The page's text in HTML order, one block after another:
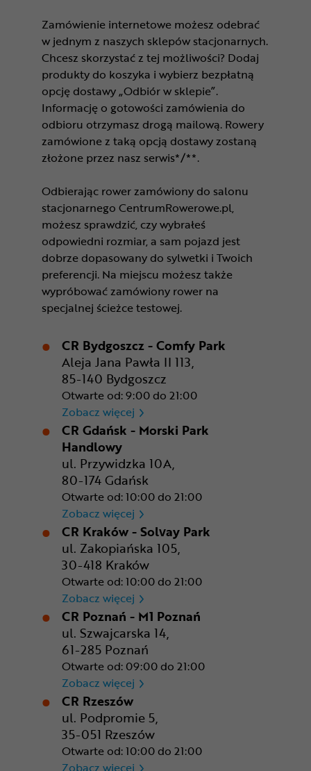
Zamówienie internetowe możesz odebrać
w jednym z naszych sklepów stacjonarnych.
Chcesz skorzystać z tej możliwości? Dodaj
produkty do koszyka i wybierz bezpłatną
opcję dostawy „Odbiór w sklepie”.
Informację o gotowości zamówienia do
odbioru otrzymasz drogą mailową. Rowery
zamówione z taką opcją dostawy zostaną
złożone przez nasz serwis*/**.
Odbierając rower zamówiony do salonu
stacjonarnego CentrumRowerowe.pl,
możesz sprawdzić, czy wybrałeś
odpowiedni rozmiar, a sam pojazd jest
dobrze dopasowany do sylwetki i Twoich
preferencji. Na miejscu możesz także
wypróbować zamówiony rower na
specjalnej ścieżce testowej.
CR Bydgoszcz - Comfy Park
Aleja Jana Pawła II 113,
85-140 Bydgoszcz
Otwarte od: 9:00 do 21:00
Zobacz więcej CR Bydgoszcz - Comfy Park
CR Gdańsk - Morski Park
Handlowy
ul. Przywidzka 10A,
80-174 Gdańsk
Otwarte od: 10:00 do 21:00
Zobacz więcej CR Gdańsk - Morski Park
CR Kraków - Solvay Park
ul. Zakopiańska 105,
30-418 Kraków
Otwarte od: 10:00 do 21:00
Zobacz więcej CR Kraków - Solvay Park
CR Poznań - M1 Poznań
ul. Szwajcarska 14,
61-285 Poznań
Otwarte od: 09:00 do 21:00
Zobacz więcej CR Poznań - M1 Poznań
CR Rzeszów
ul. Podpromie 5,
35-051 Rzeszów
Otwarte od: 10:00 do 21:00
Zobacz więcej CR Rzeszów